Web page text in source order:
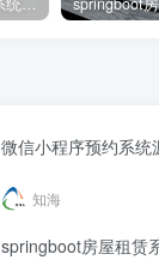
微信小程序预约系统
知海
springboot房屋租赁